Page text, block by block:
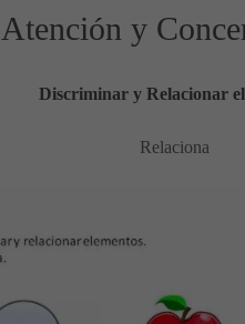
Atención y
Discriminar y Relacionar
Relaciona